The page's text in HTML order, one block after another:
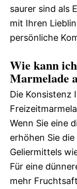
saurer sind als
mit Ihren
persönliche
Wie kann
Marmelade
Die Konsistenz
Wenn Sie eine
erhöhen Sie
Geliermittels
Für eine
mehr